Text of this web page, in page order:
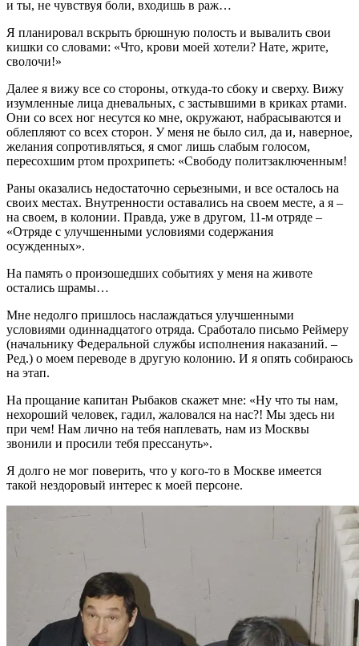
и ты, не чувствуя боли, входишь в раж…
Я планировал вскрыть брюшную полость и вывалить свои
кишки со словами: «Что, крови моей хотели? Нате, жрите,
сволочи!»
Далее я вижу все со стороны, откуда-то сбоку и сверху. Вижу
изумленные лица дневальных, с застывшими в криках ртами.
Они со всех ног несутся ко мне, окружают, набрасываются и
облепляют со всех сторон. У меня не было сил, да и, наверное,
желания сопротивляться, я смог лишь слабым голосом,
пересохшим ртом прохрипеть: «Свободу политзаключенным!
Раны оказались недостаточно серьезными, и все осталось на
своих местах. Внутренности оставались на своем месте, а я –
на своем, в колонии. Правда, уже в другом, 11-м отряде –
«Отряде с улучшенными условиями содержания
осужденных».
На память о произошедших событиях у меня на животе
остались шрамы…
Мне недолго пришлось наслаждаться улучшенными
условиями одиннадцатого отряда. Сработало письмо Реймеру
(начальнику Федеральной службы исполнения наказаний. –
Ред.) о моем переводе в другую колонию. И я опять собираюсь
на этап.
На прощание капитан Рыбаков скажет мне: «Ну что ты нам,
нехороший человек, гадил, жаловался на нас?! Мы здесь ни
при чем! Нам лично на тебя наплевать, нам из Москвы
звонили и просили тебя прессануть».
Я долго не мог поверить, что у кого-то в Москве имеется
такой нездоровый интерес к моей персоне.